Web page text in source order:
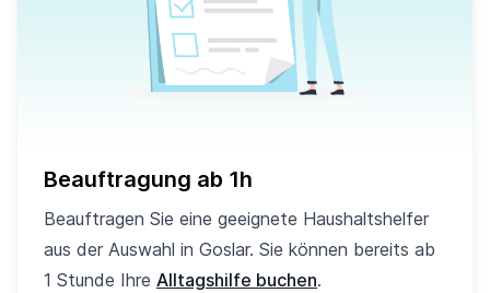
Beauftragung ab 1h
Beauftragen Sie eine geeignete Haushaltshelfer
aus der Auswahl in Goslar. Sie können bereits ab
1 Stunde Ihre Alltagshilfe buchen.